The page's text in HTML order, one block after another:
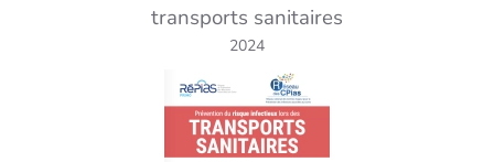
transports sanitaires
2024